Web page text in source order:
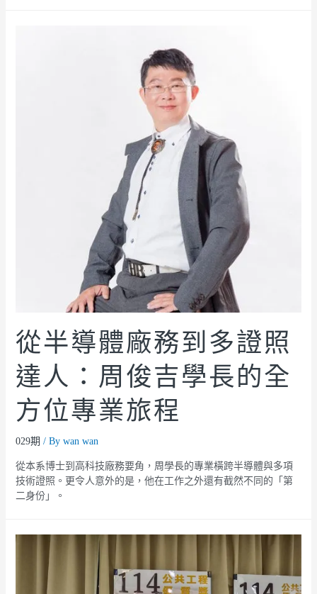
從半導體廠務到多證照
達人：周俊吉學長的全
方位專業旅程
029期 / By wan wan
從本系博士到高科技廠務要角，周學長的專業橫跨半導體與多項
技術證照。更令人意外的是，他在工作之外還有截然不同的「第
二身份」。